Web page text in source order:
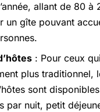
allant de 80 à
un gîte pouvant
: Pour ceux
plus traditionnel,
sont
par nuit, petit